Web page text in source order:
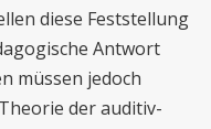
diese Feststellung
Antwort
müssen jedoch
der auditiv-